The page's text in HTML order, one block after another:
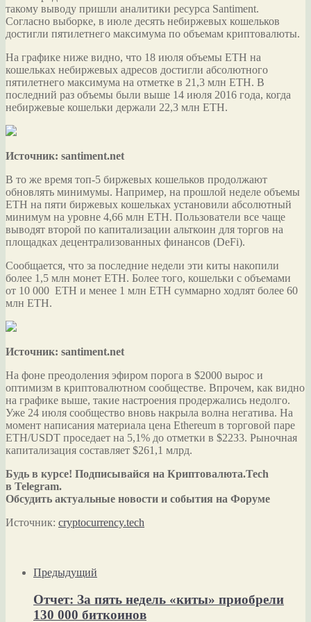
такому выводу пришли аналитики ресурса Santiment.
Согласно выборке, в июле десять небиржевых кошельков
достигли пятилетнего максимума по объемам криптовалюты.
На графике ниже видно, что 18 июля объемы ETH на
кошельках небиржевых адресов достигли абсолютного
пятилетнего максимума на отметке в 21,3 млн ETH. В
последний раз объемы были выше 14 июля 2016 года, когда
небиржевые кошельки держали 22,3 млн ETH.
Источник: santiment.net
В то же время топ-5 биржевых кошельков продолжают
обновлять минимумы. Например, на прошлой неделе объемы
ETH на пяти биржевых кошельках установили абсолютный
минимум на уровне 4,66 млн ETH. Пользователи все чаще
выводят второй по капитализации альткоин для торгов на
площадках децентрализованных финансов (DeFi).
Сообщается, что за последние недели эти киты накопили
более 1,5 млн монет ETH. Более того, кошельки с объемами
от 10 000 ETH и менее 1 млн ETH суммарно ходлят более 60
млн ETH.
Источник: santiment.net
На фоне преодоления эфиром порога в $2000 вырос и
оптимизм в криптовалютном сообществе. Впрочем, как видно
на графике выше, такие настроения продержались недолго.
Уже 24 июля сообщество вновь накрыла волна негатива. На
момент написания материала цена Ethereum в торговой паре
ETH/USDT проседает на 5,1% до отметки в $2233. Рыночная
капитализация составляет $261,1 млрд.
Будь в курсе! Подписывайся на Криптовалюта.Tech
в Telegram.
Обсудить актуальные новости и события на Форуме
Источник: cryptocurrency.tech
Предыдущий
Отчет: За пять недель «киты» приобрели
130 000 биткоинов